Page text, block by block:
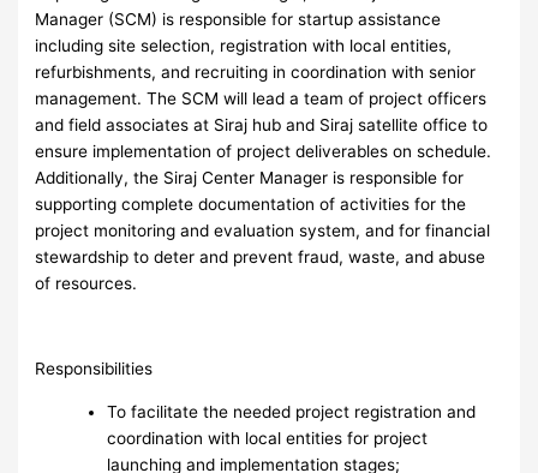
Manager (SCM) is responsible for startup assistance
including site selection, registration with local entities,
refurbishments, and recruiting in coordination with senior
management. The SCM will lead a team of project officers
and field associates at Siraj hub and Siraj satellite office to
ensure implementation of project deliverables on schedule.
Additionally, the Siraj Center Manager is responsible for
supporting complete documentation of activities for the
project monitoring and evaluation system, and for financial
stewardship to deter and prevent fraud, waste, and abuse
of resources.
Responsibilities
To facilitate the needed project registration and
coordination with local entities for project
launching and implementation stages;